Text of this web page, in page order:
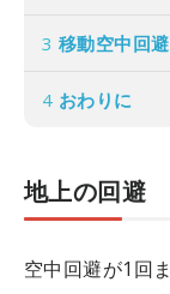
3 移動空中回
4 おわりに
地上の回避
空中回避が1回